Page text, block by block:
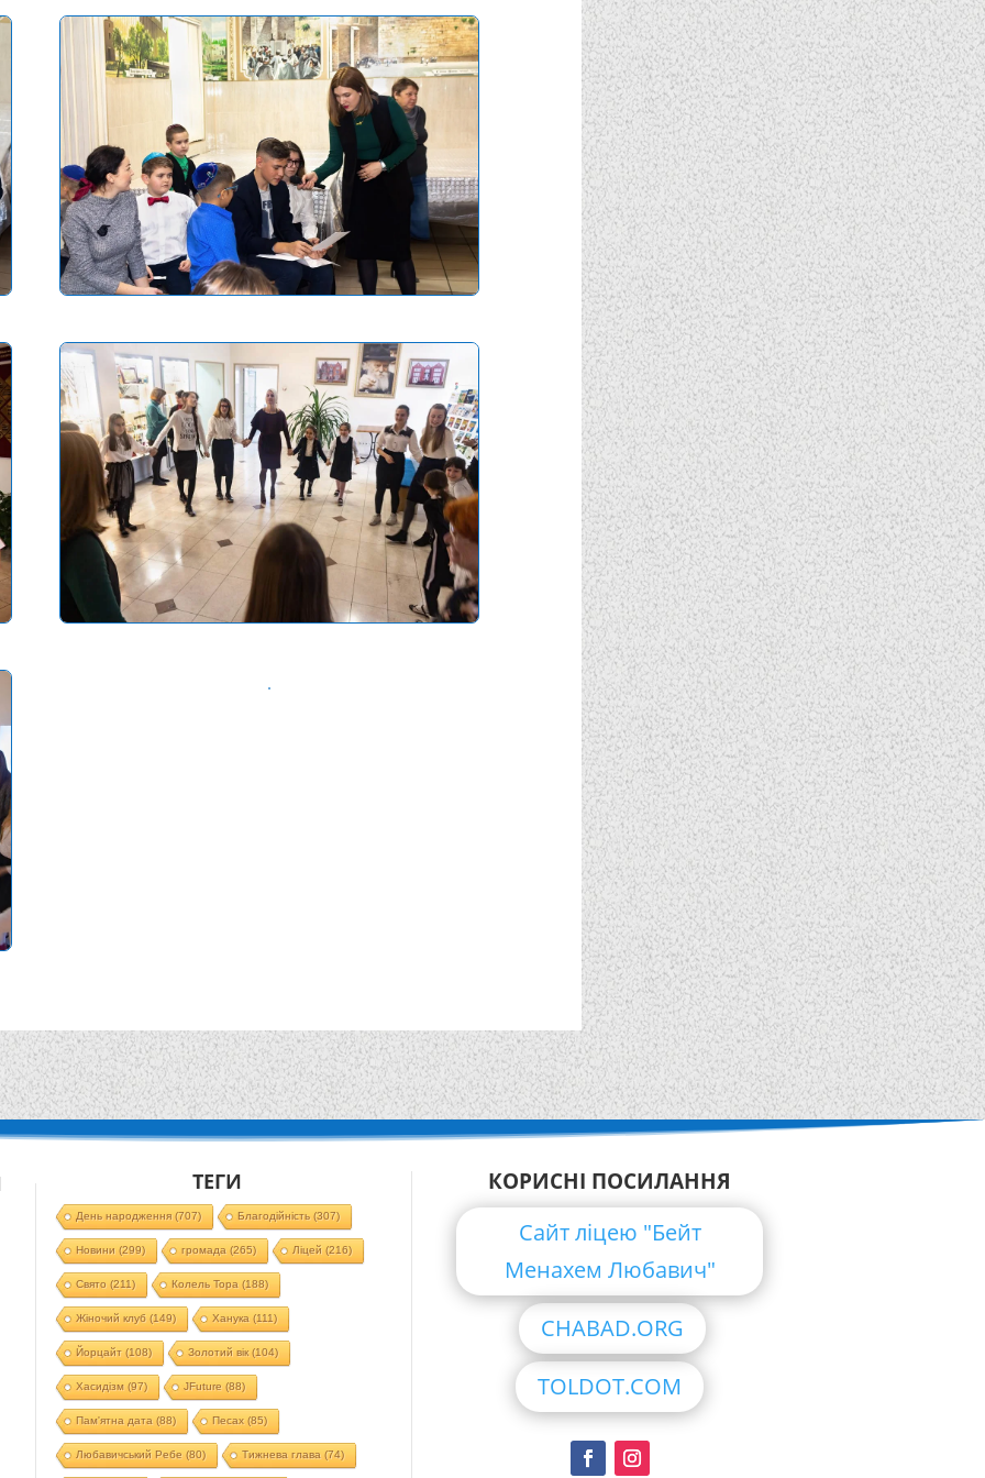
ТЕГИ
День народження(707) Благодійність(307)
Новини (299) громада (265) Ліцей (216)
Свято (211) Колель Тора (188)
Жіночий клуб (149) Ханука (111)
Йорцайт (108) Золотий вік(104)
Хасидізм (97) JFuture (88)
Пам'ятна дата (88) Песах(85)
Любавичський Ребе (80) Тижнева глава (74)
КОРИСНІ ПОСИЛАННЯ
Сайт ліцею "Бейт
Менахем Любавич"
CHABAD.ORG
TOLDOT.COM